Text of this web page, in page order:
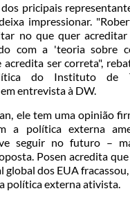
pricipais
impressionar.
no que quer
com a 'teoria sobre
acredita ser correta",
do Instituto de
entrevista à DW.
ele tem uma opinião
a política externa
seguir no futuro –
Posen acredita
global dos EUA
política externa ativista.